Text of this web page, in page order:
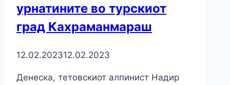
урнатините во турскиот
град Кахраманмараш
12.02.202312.02.2023
Денеска, тетовскиот алпинист Надир